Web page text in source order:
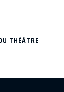
THÉÂTRE